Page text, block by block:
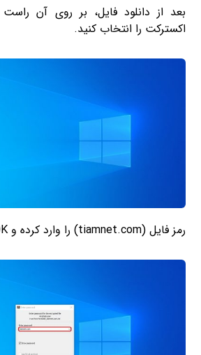
بعد از دانلود فایل، بر روی آن
اکسترکت را انتخاب کنید.
رمز فایل (tiamnet.com) را وارد کرده و OK را انتخاب کنید.